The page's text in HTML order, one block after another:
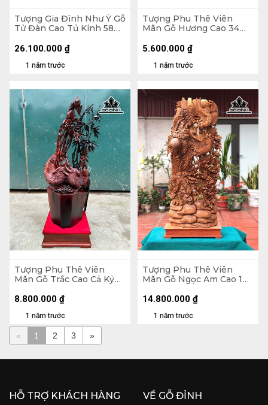
Tượng Gia Đình Như Ý Gỗ
Tử Đàn Cao Tủ Kính 58
1 năm trước
26.100.000 ₫
Tượng Phu Thê Viên
Mãn Gỗ Hương Cao 34
1 năm trước
5.600.000 ₫
Tượng Phu Thê Viên
Mãn Gỗ Trắc Cao Cả Kỷ
- Kỷ Cao 10
1 năm trước
8.800.000 ₫
Tượng Phu Thê Viên
Mãn Gỗ Ngọc Am Cao 128
1 năm trước
14.800.000 ₫
« 1 2 3 »
HỖ TRỢ KHÁCH HÀNG VỀ GỖ ĐỈNH